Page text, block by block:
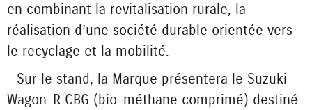
en combinant la revitalisation rurale, la
réalisation d’une société durable orientée vers
le recyclage et la mobilité.
– Sur le stand, la Marque présentera le Suzuki
Wagon-R CBG (bio-méthane comprimé) destiné